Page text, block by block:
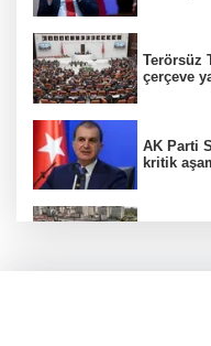
Terörsüz
çerçeve
AK Parti
kritik
Firari
Başkan